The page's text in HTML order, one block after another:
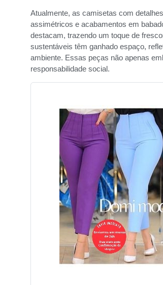
Atualmente, as camisetas com
assimétricos e acabamentos em
destacam, trazendo um toque de
sustentáveis têm ganhado espaço,
ambiente. Essas peças não apenas
responsabilidade social.